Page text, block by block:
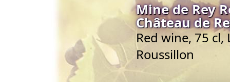
Mine de Rey
Château de
Red wine, 75 cl,
Roussillon